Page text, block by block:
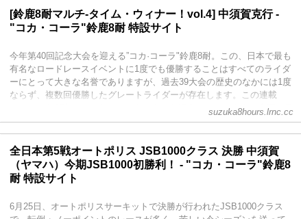
[鈴鹿8耐マルチ-タイム・ウィナー！vol.4] 中須賀克行 -
"コカ・コーラ"鈴鹿8耐 特設サイト
今年第40回記念大会を迎える”コカ·コーラ"鈴鹿8耐。この、日本で最も
有名なロードレースイベントに1度でも優勝することはすべてのライダ
ーにとって大きな名誉でありますが、過去39大会の歴史のなかには1度
ならず、複数回優勝したグレートライダーが存在します。この連載
は、そんな8耐マルチ-タイム・ウィナーを紹介していきます。今回は目
下連勝記録継続中の 中須賀克行です！
suzuka8hours.lrnc.cc
全日本第5戦オートポリス JSB1000クラス 決勝 中須賀
（ヤマハ）今期JSB1000初勝利！ - "コカ・コーラ"鈴鹿8
耐 特設サイト
6月25日、オートポリスサーキットで決勝が行われたJSB1000クラス